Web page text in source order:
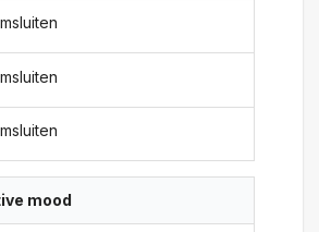
mood